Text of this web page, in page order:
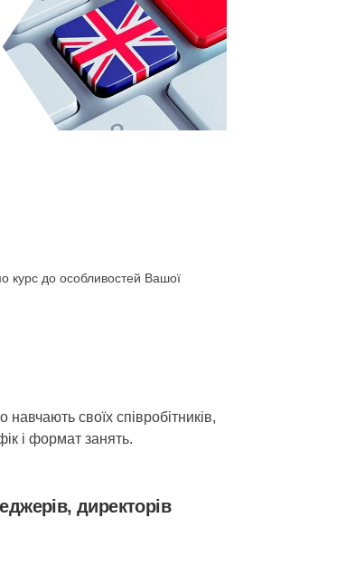
курс до особливостей Вашої
своїх співробітників,
і формат занять.
директорів